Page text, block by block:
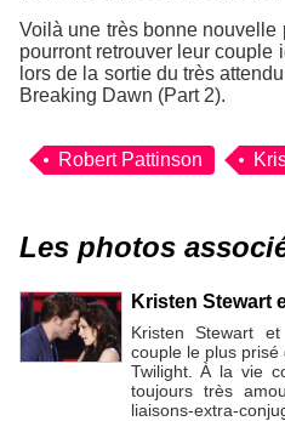
Voilà une très bonne
pourront retrouver leur couple
lors de la sortie du très
Breaking Dawn (Part 2).
Robert Pattinson
Les photos
Kristen Stewart
Kristen Stewart
couple le plus prisé
Twilight. À la vie
toujours très
liaisons-extra-